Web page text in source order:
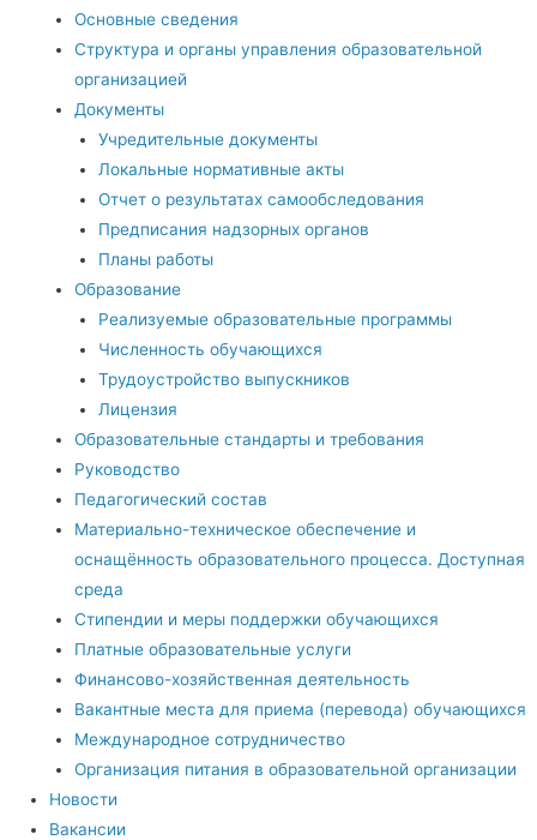
Основные сведения
Структура и органы управления образовательной
организацией
Документы
Учредительные документы
Локальные нормативные акты
Отчет о результатах самообследования
Предписания надзорных органов
Планы работы
Образование
Реализуемые образовательные программы
Численность обучающихся
Трудоустройство выпускников
Лицензия
Образовательные стандарты и требования
Руководство
Педагогический состав
Материально-техническое обеспечение и
оснащённость образовательного процесса. Доступная
среда
Стипендии и меры поддержки обучающихся
Платные образовательные услуги
Финансово-хозяйственная деятельность
Вакантные места для приема (перевода) обучающихся
Международное сотрудничество
Организация питания в образовательной организации
Новости
Вакансии